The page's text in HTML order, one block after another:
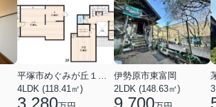
平塚市めぐみが丘１丁目
4LDK (118.41㎡)
伊勢原市東富岡
2LDK (148.63㎡)